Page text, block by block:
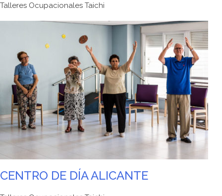
Talleres Ocupacionales Taichi
CENTRO DE DÍA ALICANTE